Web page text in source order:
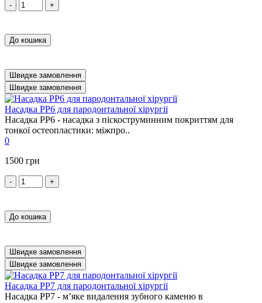
- +
До кошика
Швидке замовлення
Швидке замовлення
Насадка PP6 для пародонтальної хірургії
Насадка PP6 - насадка з піскоструминним покриттям для
тонкої остеопластики: міжпро..
0
1500 грн
- +
До кошика
Швидке замовлення
Швидке замовлення
Насадка PP7 для пародонтальної хірургії
Насадка PP7 - м’яке видалення зубного каменю в